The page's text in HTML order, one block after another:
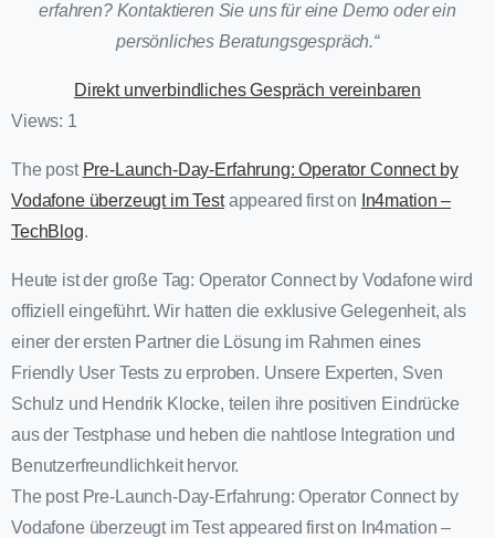
erfahren? Kontaktieren Sie uns für eine Demo oder ein
persönliches Beratungsgespräch.“
Direkt unverbindliches Gespräch vereinbaren
Views: 1
The post Pre-Launch-Day-Erfahrung: Operator Connect by
Vodafone überzeugt im Testappeared first on In4mation –
TechBlog.
Heute ist der große Tag: Operator Connect by Vodafone wird
offiziell eingeführt. Wir hatten die exklusive Gelegenheit, als
einer der ersten Partner die Lösung im Rahmen eines
Friendly User Tests zu erproben. Unsere Experten, Sven
Schulz und Hendrik Klocke, teilen ihre positiven Eindrücke
aus der Testphase und heben die nahtlose Integration und
Benutzerfreundlichkeit hervor.
The post Pre-Launch-Day-Erfahrung: Operator Connect by
Vodafone überzeugt im Test appeared first on In4mation –